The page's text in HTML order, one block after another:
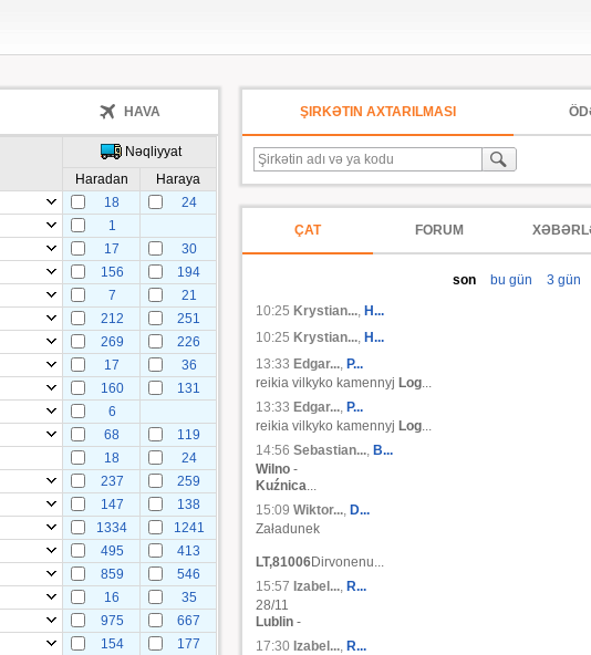
HAVA
Nəqliyyat
Haradan
Haraya
18
24
1
17
30
156
194
7
21
212
251
269
226
17
36
160
131
6
68
119
18
24
237
259
147
138
1334
1241
495
413
859
546
16
35
975
667
154
177
ŞIRKƏTIN AXTARILMASI
ÇAT FORUM
son bu gün 3 gün
10:25 Krystian..., H...
10:25 Krystian..., H...
13:33 Edgar..., P...
reikia vilkyko kamennyj Log...
13:33 Edgar..., P...
reikia vilkyko kamennyj Log...
14:56 Sebastian..., B...
Wilno-
Kuźnica...
15:09 Wiktor..., D...
Załadunek
LT,81006Dirvonenu...
15:57 Izabel..., R...
28/11
Lublin-
17:30 Izabel..., R...